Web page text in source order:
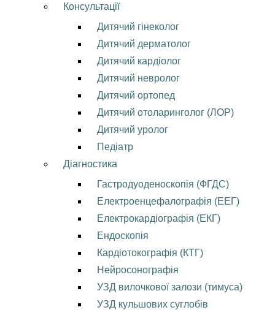
Консультації
Дитячий гінеколог
Дитячий дерматолог
Дитячий кардіолог
Дитячий невролог
Дитячий ортопед
Дитячий отоларинголог (ЛОР)
Дитячий уролог
Педіатр
Діагностика
Гастродуоденоскопія (ФГДС)
Електроенцефалографія (ЕЕГ)
Електрокардіографія (ЕКГ)
Ендоскопія
Кардіотокографія (КТГ)
Нейросонографія
УЗД вилочкової залози (тимуса)
УЗД кульшових суглобів